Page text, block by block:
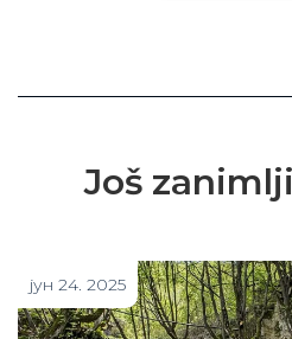
Još
јун 24. 2025